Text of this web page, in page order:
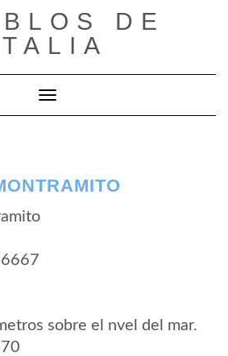
DE
Cambiar modo de navegación
sobre el nvel del mar.